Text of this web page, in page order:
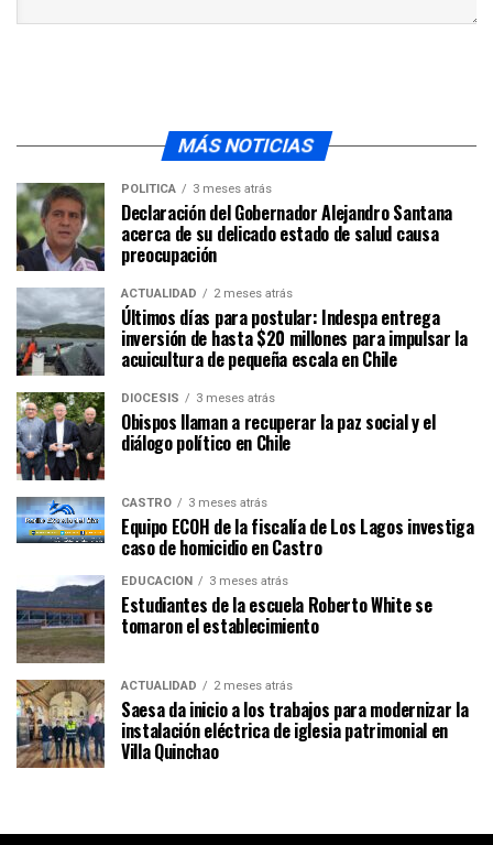
MÁS NOTICIAS
POLÍTICA 3 meses atrás
Declaración del Gobernador Alejandro Santana
acerca de su delicado estado de salud causa
preocupación
ACTUALIDAD 2 meses atrás
Últimos días para postular: Indespa entrega
inversión de hasta $20 millones para impulsar la
acuicultura de pequeña escala en Chile
DIÓCESIS 3 meses atrás
Obispos llaman a recuperar la paz social y el
diálogo político en Chile
CASTRO 3 meses atrás
Equipo ECOH de la fiscalía de Los Lagos investiga
caso de homicidio en Castro
EDUCACIÓN 3 meses atrás
Estudiantes de la escuela Roberto White se
tomaron el establecimiento
ACTUALIDAD 2 meses atrás
Saesa da inicio a los trabajos para modernizar la
instalación eléctrica de iglesia patrimonial en
Villa Quinchao